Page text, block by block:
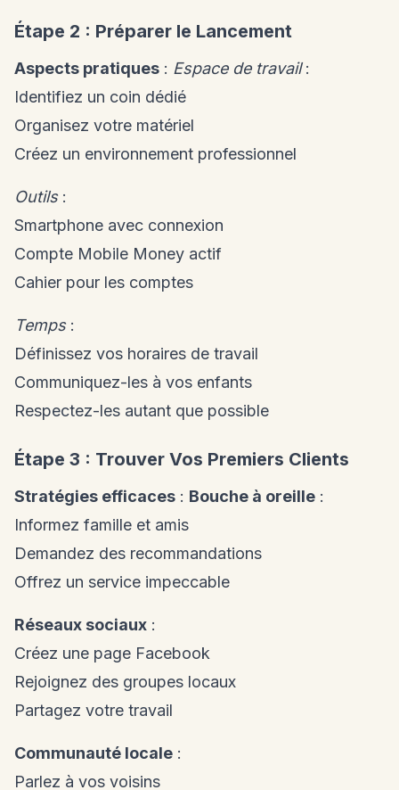
Étape 2 : Préparer le Lancement
Aspects pratiques : Espace de travail:
Identifiez un coin dédié
Organisez votre matériel
Créez un environnement professionnel
Outils:
Smartphone avec connexion
Compte Mobile Money actif
Cahier pour les comptes
Temps:
Définissez vos horaires de travail
Communiquez-les à vos enfants
Respectez-les autant que possible
Étape 3 : Trouver Vos Premiers Clients
Stratégies efficaces : Bouche à oreille :
Informez famille et amis
Demandez des recommandations
Offrez un service impeccable
Réseaux sociaux :
Créez une page Facebook
Rejoignez des groupes locaux
Partagez votre travail
Communauté locale :
Parlez à vos voisins